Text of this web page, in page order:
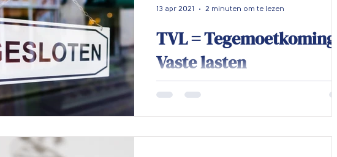
TVL = Tegemoetkoming
Vaste lasten
gekomen. De overheid komt
13 apr 2021 2 minuten om te lezen